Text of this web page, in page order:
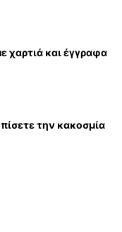
χαρτιά και έγγραφα
την κακοσμία